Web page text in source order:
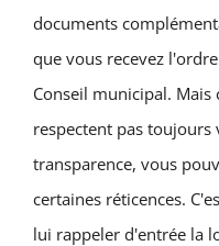
documents
que vous recevez
Conseil municipal.
respectent pas
transparence, vous
certaines réticences.
lui rappeler d'entrée la